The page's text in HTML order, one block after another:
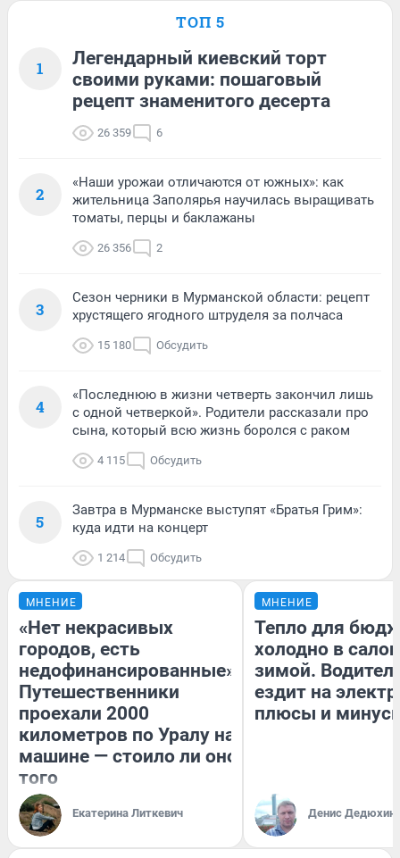
ТОП 5
1
Легендарный киевский торт
своими руками: пошаговый
рецепт знаменитого десерта
26 359 6
2
«Наши урожаи отличаются от южных»: как
жительница Заполярья научилась выращивать
томаты, перцы и баклажаны
26 356 2
3
Сезон черники в Мурманской области: рецепт
хрустящего ягодного штруделя за полчаса
15 180 Обсудить
4
«Последнюю в жизни четверть закончил лишь
с одной четверкой». Родители рассказали про
сына, который всю жизнь боролся с раком
4 115 Обсудить
5
Завтра в Мурманске выступят «Братья Грим»:
куда идти на концерт
1 214 Обсудить
МНЕНИЕ
«Нет некрасивых
городов, есть
недофинансированные».
Путешественники
проехали 2000
километров по Уралу на
машине — стоило ли оно
того
Екатерина Литкевич
МНЕНИЕ
Тепло для
холодно в
зимой.
ездит на
плюсы и
Денис Дедюхин